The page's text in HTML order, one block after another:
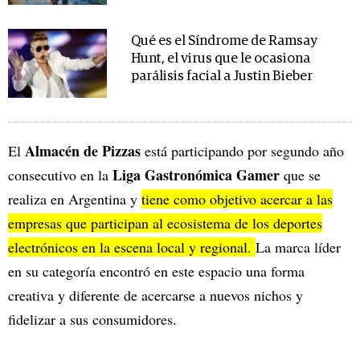
Qué es el Síndrome de Ramsay
Hunt, el virus que le ocasiona
parálisis facial a Justin Bieber
El Almacén de Pizzas está participando por segundo año
consecutivo en la Liga Gastronómica Gamer que se
realiza en Argentina y tiene como objetivo acercar a las
empresas que participan al ecosistema de los deportes
electrónicos en la escena local y regional. La marca líder
en su categoría encontró en este espacio una forma
creativa y diferente de acercarse a nuevos nichos y
fidelizar a sus consumidores.